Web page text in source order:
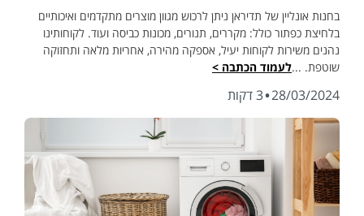
בחנות אונליין של תדיראן ניתן לרכוש מגוון מוצרים מתקדמים ואיכותיים
בלחיצת כפתור כולל: מקררים, תנורים, מכונות כביסה ועוד. לקוחותינו
נהנים משירות לקוחות יעיל, אספקה מהירה, אחריות מלאה ותחזוקה
שוטפת. ...לעמוד הכתבה >
28/03/2024
·3 דקות